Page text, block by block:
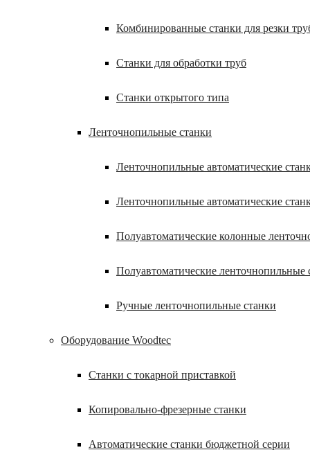
Комбинированные станки для резки
Станки для обработки труб
Станки открытого типа
Ленточнопильные станки
Ленточнопильные автоматические
Ленточнопильные автоматические
Полуавтоматические колонные
Полуавтоматические ленточнопильные
Ручные ленточнопильные станки
Оборудование Woodtec
Станки с токарной приставкой
Копировально-фрезерные станки
Автоматические станки бюджетной серии